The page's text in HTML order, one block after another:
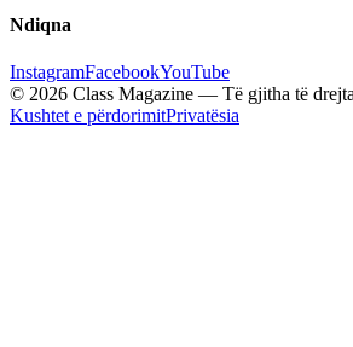
Ndiqna
InstagramFacebookYouTube
© 2026 Class Magazine — Të gjitha të
Kushtet e përdorimitPrivatësia